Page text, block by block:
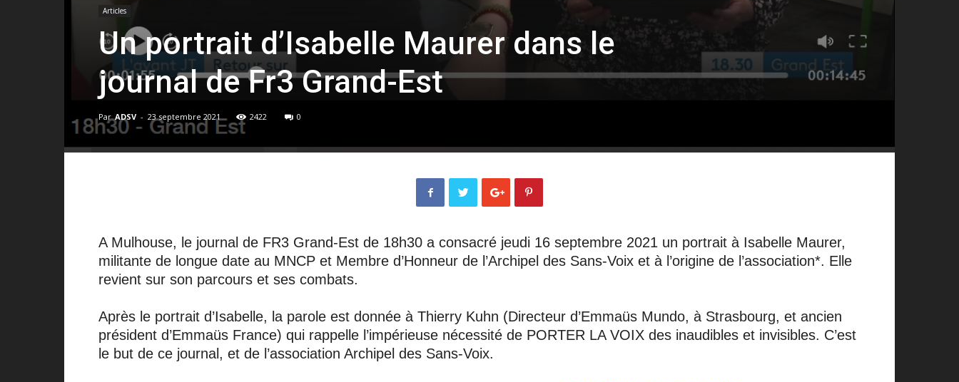
Articles
Un portrait d’Isabelle Maurer dans le
journal de Fr3 Grand-Est
Par ADSV - 23 septembre 2021 2422 0
A Mulhouse, le journal de FR3 Grand-Est de 18h30 a consacré jeudi 16 septembre 2021 un portrait à Isabelle Maurer,
militante de longue date au MNCP et Membre d’Honneur de l’Archipel des Sans-Voix et à l’origine de l’association*. Elle
revient sur son parcours et ses combats.
Après le portrait d’Isabelle, la parole est donnée à Thierry Kuhn (Directeur d’Emmaüs Mundo, à Strasbourg, et ancien
président d’Emmaüs France) qui rappelle l’impérieuse nécessité de PORTER LA VOIX des inaudibles et invisibles. C’est
le but de ce journal, et de l’association Archipel des Sans-Voix.